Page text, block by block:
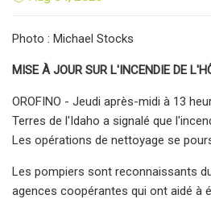
Photo : Michael Stocks
MISE À JOUR SUR L'INCENDIE DE
OROFINO - Jeudi après-midi à 13
Terres de l'Idaho a signalé que
Les opérations de nettoyage se
Les pompiers sont reconnaissants
agences coopérantes qui ont aidé à